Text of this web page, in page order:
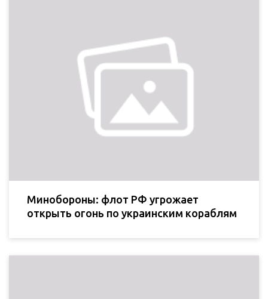
Минобороны: флот РФ угрожает
открыть огонь по украинским кораблям